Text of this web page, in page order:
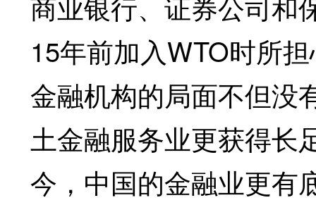
15年前加入WTO时所
金融机构的局面不但没
土金融服务业更获得长
今，中国的金融业更有